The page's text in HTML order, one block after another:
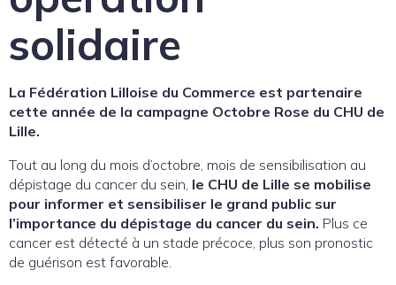
solidaire
La Fédération Lilloise du Commerce est partenaire
cette année de la campagne Octobre Rose du CHU de
Lille.
Tout au long du mois d’octobre, mois de sensibilisation au
dépistage du cancer du sein, le CHU de Lille se mobilise
pour informer et sensibiliser le grand public sur
l’importance du dépistage du cancer du sein. Plus ce
cancer est détecté à un stade précoce, plus son pronostic
de guérison est favorable.